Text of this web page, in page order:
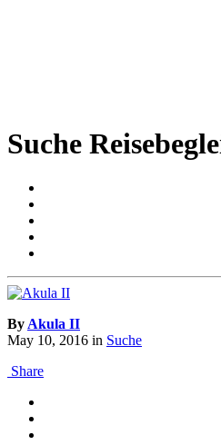
Suche
ByAkula II
May 10, 2016 in Suche
Share